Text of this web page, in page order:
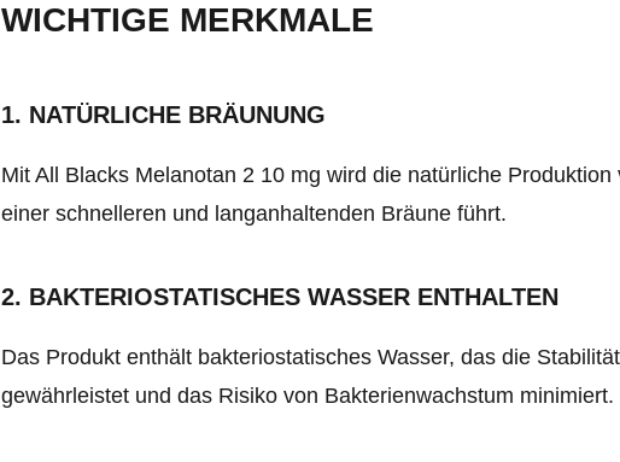
WICHTIGE MERKMALE
1. NATÜRLICHE BRÄUNUNG
Mit All Blacks Melanotan 2 10 mg wird die natürliche
einer schnelleren und langanhaltenden Bräune führt.
2. BAKTERIOSTATISCHES WASSER ENTHALTEN
Das Produkt enthält bakteriostatisches Wasser, das die
gewährleistet und das Risiko von Bakterienwachstum minimiert.